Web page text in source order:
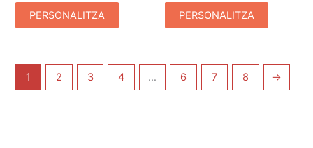
PERSONALITZA PERSONALITZA
1 2 3 4 … 6 7 8 →